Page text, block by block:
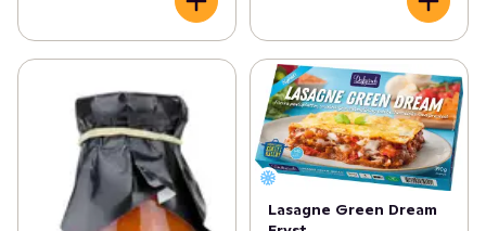
Lasagne Green Dream